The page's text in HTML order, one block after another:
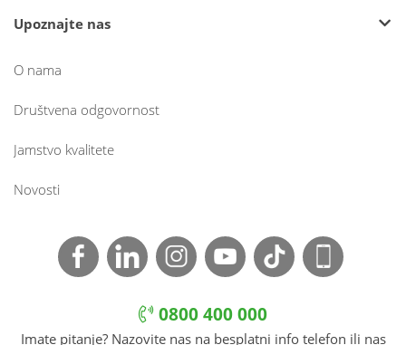
Upoznajte nas
O nama
Društvena odgovornost
Jamstvo kvalitete
Novosti
0800 400 000
Imate pitanje? Nazovite nas na besplatni info telefon ili nas